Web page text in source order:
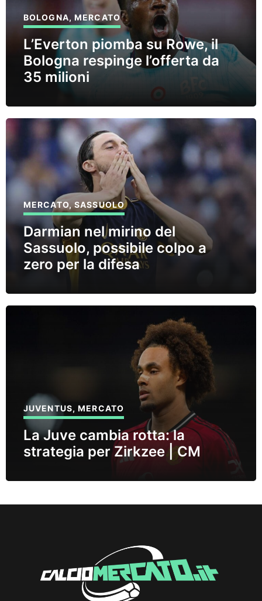
BOLOGNA, MERCATO
L’Everton piomba su Rowe, il
Bologna respinge l’offerta da
35 milioni
MERCATO,SASSUOLO
Darmian nel mirino del
Sassuolo, possibile colpo a
zero per la difesa
JUVENTUS,MERCATO
La Juve cambia rotta: la
strategia per Zirkzee | CM